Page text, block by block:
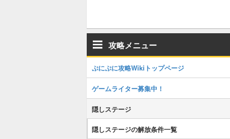
攻略メニュー
ぷにぷに攻略Wikiトップページ
ゲームライター募集中！
隠しステージ
隠しステージの解放条件一覧